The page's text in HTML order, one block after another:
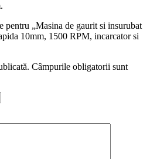
pentru „Masina de gaurit si insurubat
10mm, 1500 RPM, incarcator si
Câmpurile obligatorii sunt